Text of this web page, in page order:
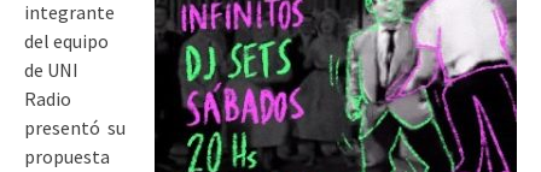
integrante
del equipo
de UNI
Radio
presentó su
propuesta